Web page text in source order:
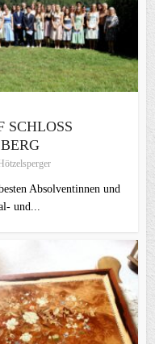
SCHLOSS
Absolventinnen und
und...